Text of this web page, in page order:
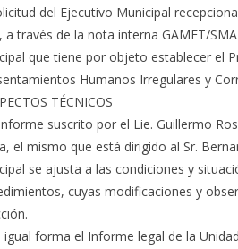
del Ejecutivo Municipal
a través de la nota interna GAMET/
que tiene por objeto establecer el
Humanos Irregulares y
TÉCNICOS
suscrito por el Lie. Guillermo
el mismo que está dirigido al Sr.
se ajusta a las condiciones y
cuyas modificaciones y
igual forma el Informe legal de la